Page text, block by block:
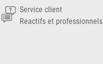
Service client
Reactifs et professionnels